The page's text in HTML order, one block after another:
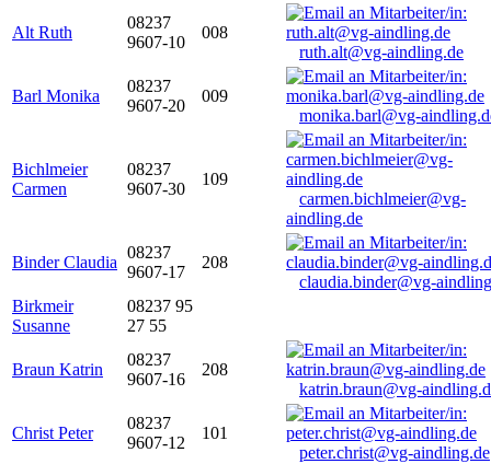
Alt Ruth
08237
9607-10
008
ruth.alt@vg-aindling.de
Barl Monika
08237
9607-20
009
monika.barl@vg-
Bichlmeier
Carmen
08237
9607-30
109
carmen.bichlmeier@vg-
aindling.de
Binder Claudia
08237
9607-17
208
claudia.binder@vg-
Birkmeir
Susanne
08237 95
27 55
Braun Katrin
08237
9607-16
208
katrin.braun@vg-
Christ Peter
08237
9607-12
101
peter.christ@vg-aindling.de